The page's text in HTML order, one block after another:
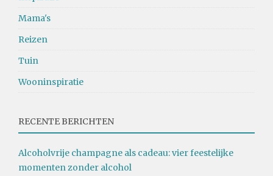
Mama's
Reizen
Tuin
Wooninspiratie
RECENTE BERICHTEN
Alcoholvrije champagne als cadeau: vier feestelijke
momenten zonder alcohol